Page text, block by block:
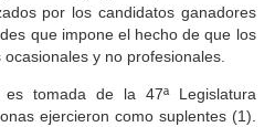
por los candidatos ganadores
que impone el hecho de que los
y no profesionales.
tomada de la 47ª Legislatura
ejercieron como suplentes (1).